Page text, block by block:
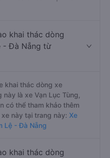
khai thác dòng
- Đà Nẵng từ
khai thác dòng xe
là xe Vạn Lục Tùng,
có thể tham khảo thêm
này tại trang này: Xe
Lệ - Đà Nẵng
khai thác dòng